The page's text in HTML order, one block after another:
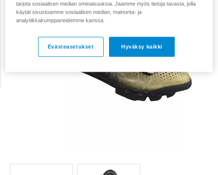
tarjota sosiaalisen median ominaisuuksia. Jaamme myös tietoja tavasta, jolla
käytät sivustoamme sosiaalisen median, mainonta- ja
analytiikkakumppaneidemme kanssa.
Hyväksy kaikki
Evästeasetukset